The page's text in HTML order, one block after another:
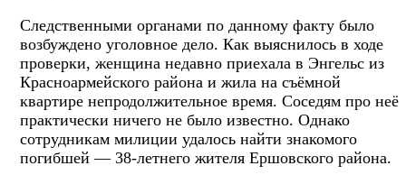
Следственными органами по данному факту было
возбуждено уголовное дело. Как выяснилось в ходе
проверки, женщина недавно приехала в Энгельс из
Красноармейского района и жила на съёмной
квартире непродолжительное время. Соседям про неё
практически ничего не было известно. Однако
сотрудникам милиции удалось найти знакомого
погибшей — 38-летнего жителя Ершовского района.